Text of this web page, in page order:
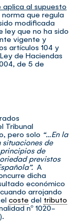
al supuesto
norma que regula
modificada
ley que no ha sido
vigente y
artículos 104 y
de Haciendas
de 5 de
Tribunal
pero solo “…En la
de
de
previstos
A
dicha
económico
arrojando
coste deltributo
nº 1020-